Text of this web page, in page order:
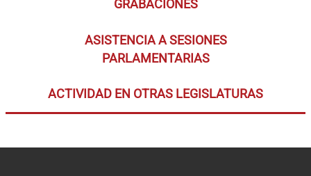
GRABACIONES
ASISTENCIA A SESIONES
PARLAMENTARIAS
ACTIVIDAD EN OTRAS LEGISLATURAS